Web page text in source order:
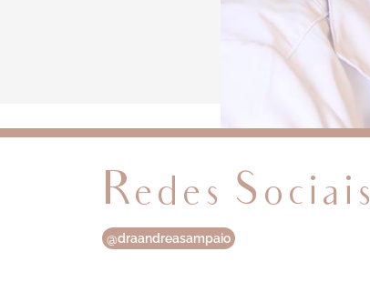
Redes Sociais
@draandreasampaio